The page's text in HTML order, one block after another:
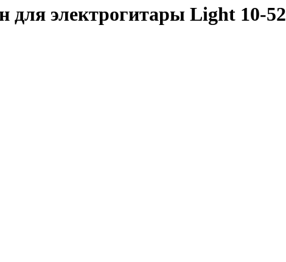
для электрогитары Light 10-52